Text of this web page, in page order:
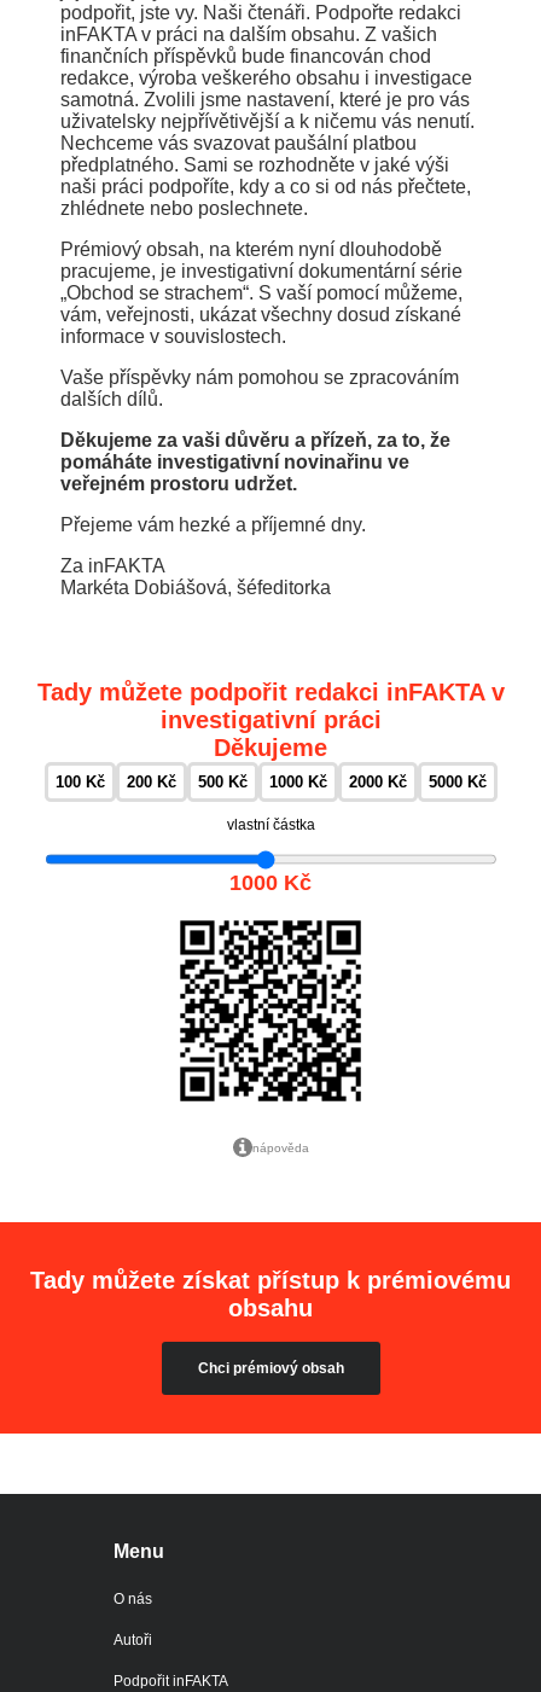
podpořit, jste vy. Naši čtenáři. Podpořte redakci
inFAKTA v práci na dalším obsahu. Z vašich
finančních příspěvků bude financován chod
redakce, výroba veškerého obsahu i investigace
samotná. Zvolili jsme nastavení, které je pro vás
uživatelsky nejpřívětivější a k ničemu vás nenutí.
Nechceme vás svazovat paušální platbou
předplatného. Sami se rozhodněte v jaké výši
naši práci podpoříte, kdy a co si od nás přečtete,
zhlédnete nebo poslechnete.
Prémiový obsah, na kterém nyní dlouhodobě
pracujeme, je investigativní dokumentární série
„Obchod se strachem“. S vaší pomocí můžeme,
vám, veřejnosti, ukázat všechny dosud získané
informace v souvislostech.
Vaše příspěvky nám pomohou se zpracováním
dalších dílů.
Děkujeme za vaši důvěru a přízeň, za to, že
pomáháte investigativní novinařinu ve
veřejném prostoru udržet.
Přejeme vám hezké a příjemné dny.
Za inFAKTA
Markéta Dobiášová, šéfeditorka
Tady můžete podpořit redakci inFAKTA v
investigativní práci
Děkujeme
100 Kč 200 Kč 500 Kč 1000 Kč 2000 Kč 5000 Kč
vlastní částka
1000 Kč
nápověda
Tady můžete získat přístup k prémiovému
obsahu
Chci prémiový obsah
Menu
O nás
Autoři
Podpořit inFAKTA